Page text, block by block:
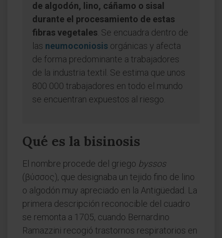
de algodón, lino, cáñamo o sisal
durante el procesamiento de estas
fibras vegetales . Se encuadra dentro de
las neumoconiosis orgánicas y afecta
de forma predominante a trabajadores
de la industria textil. Se estima que unos
800 000 trabajadores en todo el mundo
se encuentran expuestos al riesgo.
Qué es la bisinosis
El nombre procede del griego byssos
(βύσσος), que designaba un tejido fino de lino
o algodón muy apreciado en la Antigüedad. La
primera descripción reconocible del cuadro
se remonta a 1705, cuando Bernardino
Ramazzini recogió trastornos respiratorios en